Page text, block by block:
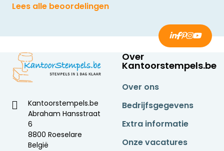
Lees alle beoordelingen
Kantoorstempels.be
Abraham Hansstraat
6
8800 Roeselare
België
Over
Kantoorstempels.be
Over ons
Bedrijfsgegevens
Extra informatie
Onze vacatures